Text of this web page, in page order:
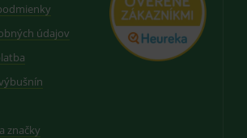
údajov
značky